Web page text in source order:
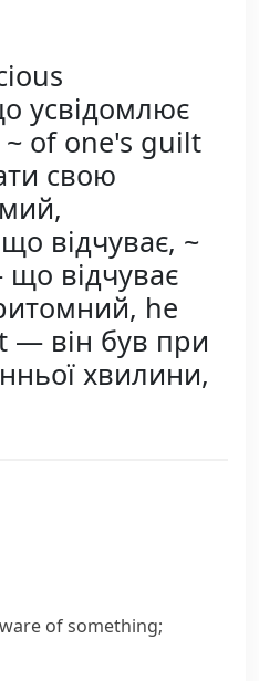
усвідомлює
~ of one's guilt
свою
відчуває, ~
відчуває
he
— він був при
хвилини,
of something;